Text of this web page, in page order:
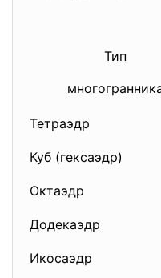
Тип
Тетраэдр
Куб (гексаэдр)
Октаэдр
Додекаэдр
Икосаэдр